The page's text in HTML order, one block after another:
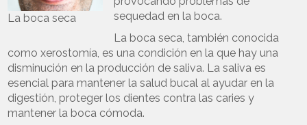
La boca seca
sequedad en la boca.
La boca seca, también conocida
como xerostomía, es una condición en la que hay una
disminución en la producción de saliva. La saliva es
esencial para mantener la salud bucal al ayudar en la
digestión, proteger los dientes contra las caries y
mantener la boca cómoda.